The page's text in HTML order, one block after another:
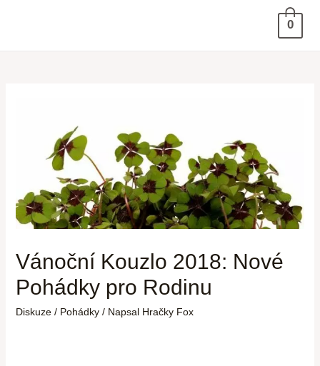
0
Vánoční Kouzlo 2018: Nové
Pohádky pro Rodinu
Diskuze / Pohádky/ Napsal Hračky Fox